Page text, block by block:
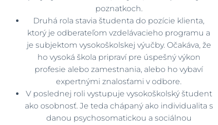
poznatkoch.
Druhá rola stavia študenta do pozície klienta,
ktorý je odberateľom vzdelávacieho programu a
je subjektom vysokoškolskej výučby. Očakáva, že
ho vysoká škola pripraví pre úspešný výkon
profesie alebo zamestnania, alebo ho vybaví
expertnými znalosťami v odbore.
V poslednej roli vystupuje vysokoškolský študent
ako osobnosť. Je teda chápaný ako individualita s
danou psychosomatickou a sociálnou